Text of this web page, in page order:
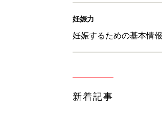
妊娠力
妊娠するための基本情報
新着記事